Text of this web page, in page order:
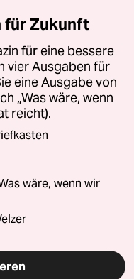
für Zukunft
für eine bessere
vier Ausgaben für
eine Ausgabe von
„Was wäre, wenn
reicht).
wäre, wenn wir